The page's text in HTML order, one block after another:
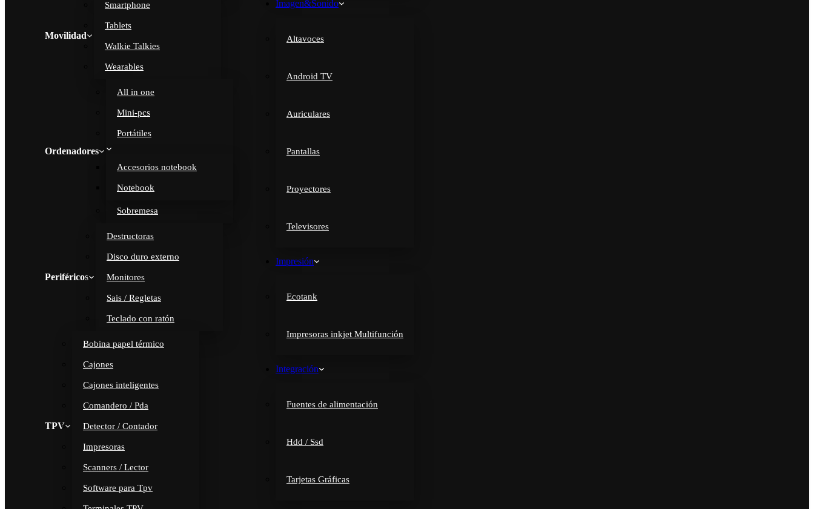
Movilidad
Smartphone
Tablets
Walkie Talkies
Wearables
Ordenadores
All in one
Mini-pcs
Portátiles
Accesorios notebook
Notebook
Sobremesa
Periféricos
Destructoras
Disco duro externo
Monitores
Sais / Regletas
Teclado con ratón
TPV
Bobina papel térmico
Cajones
Cajones inteligentes
Comandero / Pda
Detector / Contador
Impresoras
Scanners / Lector
Software para Tpv
Imagen&Sonido
Altavoces
Android TV
Auriculares
Pantallas
Proyectores
Televisores
Impresión
Ecotank
Impresoras inkjet Multifunción
Integración
Fuentes de alimentación
Hdd / Ssd
Tarjetas Gráficas